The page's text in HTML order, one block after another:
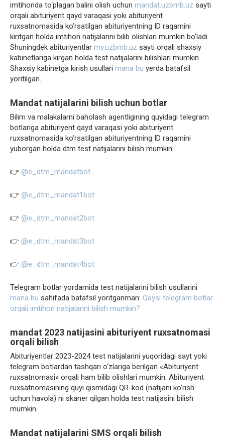
imtihonda to‘plagan balini olish uchun mandat.uzbmb.uz sayti
orqali abituriyent qayd varaqasi yoki abituriyent
ruxsatnomasida ko‘rsatilgan abituriyentning ID raqamini
kiritgan holda imtihon natijalarini bilib olishlari mumkin bo‘ladi.
Shuningdek abituriyentlar my.uzbmb.uz sayti orqali shaxsiy
kabinetlariga kirgan holda test natijalarini bilishlari mumkin.
Shaxsiy kabinetga kirish usullari mana bu yerda batafsil
yoritilgan.
Mandat natijalarini bilish uchun botlar
Bilim va malakalarni baholash agentligining quyidagi telegram
botlariga abituriyent qayd varaqasi yoki abituriyent
ruxsatnomasida ko‘rsatilgan abituriyentning ID raqamini
yuborgan holda dtm test natijalarini bilish mumkin:
👉 @e_dtm_mandatbot
👉 @e_dtm_mandat1bot
👉 @e_dtm_mandat2bot
👉 @e_dtm_mandat3bot
👉 @e_dtm_mandat4bot
Telegram botlar yordamida test natijalarini bilish usullarini
mana bu sahifada batafsil yoritganman: Qaysi telegram botlar
orqali imtihon natijalarini bilish mumkin?
mandat 2023 natijasini abituriyent ruxsatnomasi
orqali bilish
Abituriyentlar 2023-2024 test natijalarini yuqoridagi sayt yoki
telegram botlardan tashqari o‘zlariga berilgan «Abituriyent
ruxsatnomasi» orqali ham bilib olishlari mumkin. Abituriyent
ruxsatnomasining quyi qismidagi QR-kod (natijani ko‘rish
uchun havola) ni skaner qilgan holda test natijasini bilish
mumkin.
Mandat natijalarini SMS orqali bilish